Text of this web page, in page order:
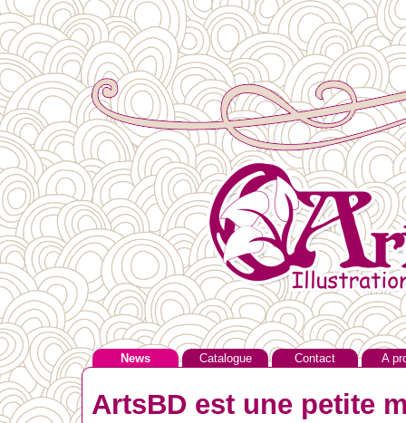
News Catalogue Contact A
ArtsBD est une petite